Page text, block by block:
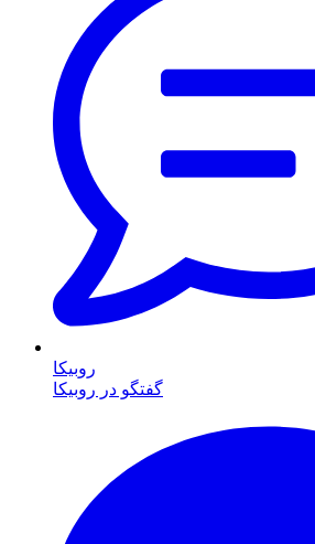
روبیکا
گفتگو در روبیکا